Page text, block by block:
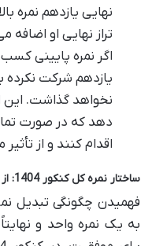
نهایی یازدهم نمره
تراز نهایی او
اگر نمره پایینی
یازدهم شرکت نکرده
نخواهد گذاشت. این
دهد که در صورت
اقدام کنند و از
ساختار نمره کل کنکور 1404: از نمره خام تا تراز نهایی
فهمیدن چگونگی تبدیل
به یک نمره واحد و